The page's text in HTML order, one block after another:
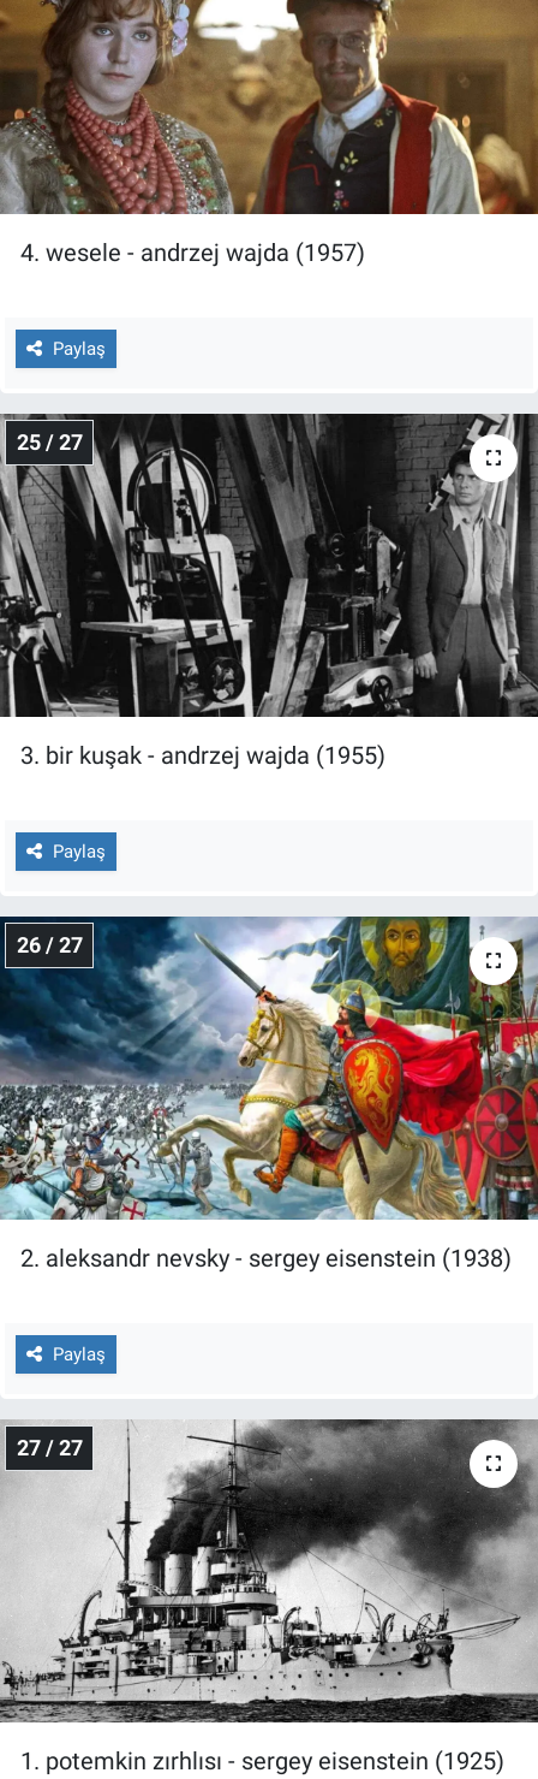
4. wesele - andrzej wajda (1957)
Paylaş
25 / 27
3. bir kuşak - andrzej wajda (1955)
Paylaş
26 / 27
2. aleksandr nevsky - sergey eisenstein (1938)
Paylaş
27 / 27
1. potemkin zırhlısı - sergey eisenstein (1925)